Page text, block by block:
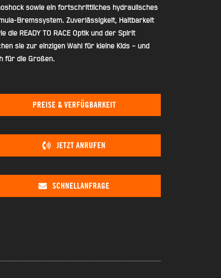
sowie ein fortschrittliches hydraulisches
Bremssystem. Zuverlässigkeit, Haltbarkeit
die READY TO RACE Optik und der Spirit
sie zur einzigen Wahl für kleine Kids – und
für die Großen.
PREISE & VERFÜGBARKEIT
JETZT ANRUFEN
SCHNELLANFRAGE